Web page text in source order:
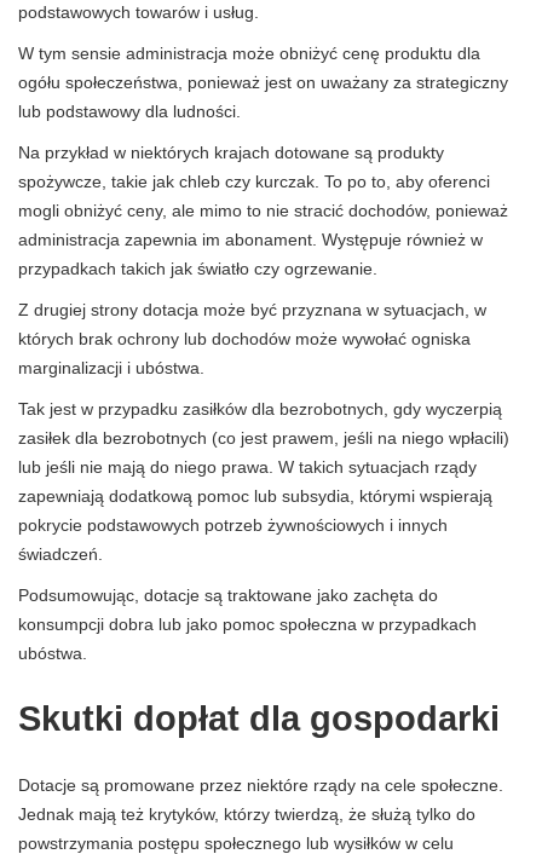
podstawowych towarów i usług.
W tym sensie administracja może obniżyć cenę produktu dla
ogółu społeczeństwa, ponieważ jest on uważany za strategiczny
lub podstawowy dla ludności.
Na przykład w niektórych krajach dotowane są produkty
spożywcze, takie jak chleb czy kurczak. To po to, aby oferenci
mogli obniżyć ceny, ale mimo to nie stracić dochodów, ponieważ
administracja zapewnia im abonament. Występuje również w
przypadkach takich jak światło czy ogrzewanie.
Z drugiej strony dotacja może być przyznana w sytuacjach, w
których brak ochrony lub dochodów może wywołać ogniska
marginalizacji i ubóstwa.
Tak jest w przypadku zasiłków dla bezrobotnych, gdy wyczerpią
zasiłek dla bezrobotnych (co jest prawem, jeśli na niego wpłacili)
lub jeśli nie mają do niego prawa. W takich sytuacjach rządy
zapewniają dodatkową pomoc lub subsydia, którymi wspierają
pokrycie podstawowych potrzeb żywnościowych i innych
świadczeń.
Podsumowując, dotacje są traktowane jako zachęta do
konsumpcji dobra lub jako pomoc społeczna w przypadkach
ubóstwa.
Skutki dopłat dla gospodarki
Dotacje są promowane przez niektóre rządy na cele społeczne.
Jednak mają też krytyków, którzy twierdzą, że służą tylko do
powstrzymania postępu społecznego lub wysiłków w celu